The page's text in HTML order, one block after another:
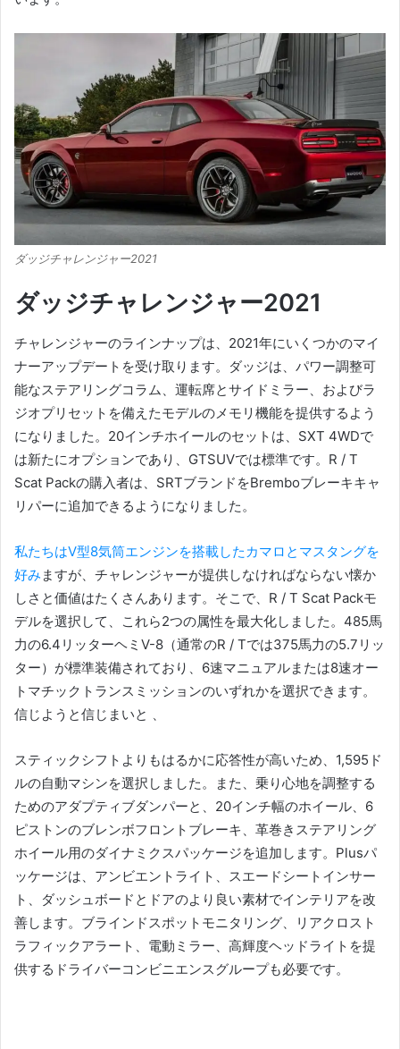
ダッジチャレンジャー2021
ダッジチャレンジャー2021
チャレンジャーのラインナップは、2021年にいくつかのマイ
ナーアップデートを受け取ります。ダッジは、パワー調整可
能なステアリングコラム、運転席とサイドミラー、およびラ
ジオプリセットを備えたモデルのメモリ機能を提供するよう
になりました。 20インチホイールのセットは、SXT 4WDで
は新たにオプションであり、GTSUVでは標準です。 R / T
Scat Packの購入者は、SRTブランドをBremboブレーキキャ
リパーに追加できるようになりました。
私たちはV型8気筒エンジンを搭載したカマロとマスタングを
好み ますが、チャレンジャーが提供しなければならない懐か
しさと価値はたくさんあります。 そこで、R / T Scat Packモ
デルを選択して、これら2つの属性を最大化しました。 485馬
力の6.4リッターヘミV-8（通常のR / Tでは375馬力の5.7リッ
ター）が標準装備されており、6速マニュアルまたは8速オー
トマチックトランスミッションのいずれかを選択できます。
信じようと信じまいと 、
スティックシフトよりもはるかに応答性が高いため、1,595ド
ルの自動マシンを選択しました。
また、乗り心地を調整する
ためのアダプティブダンパーと、20インチ幅のホイール、6
ピストンのブレンボフロントブレーキ、革巻きステアリング
ホイール用のダイナミクスパッケージを追加します。 Plusパ
ッケージは、アンビエントライト、スエードシートインサー
ト、ダッシュボードとドアのより良い素材でインテリアを改
善します。 ブラインドスポットモニタリング、リアクロスト
ラフィックアラート、電動ミラー、高輝度ヘッドライトを提
供するドライバーコンビニエンスグループも必要です。